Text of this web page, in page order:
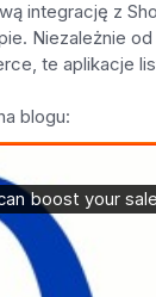
integrację z
Niezależnie
te aplikacje
blogu: